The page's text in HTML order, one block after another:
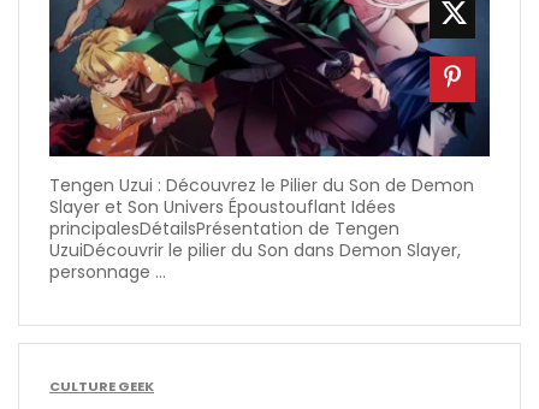
Tengen Uzui : Découvrez le Pilier du Son de Demon
Slayer et Son Univers Époustouflant Idées
principalesDétailsPrésentation de Tengen
UzuiDécouvrir le pilier du Son dans Demon Slayer,
personnage ...
CULTURE GEEK